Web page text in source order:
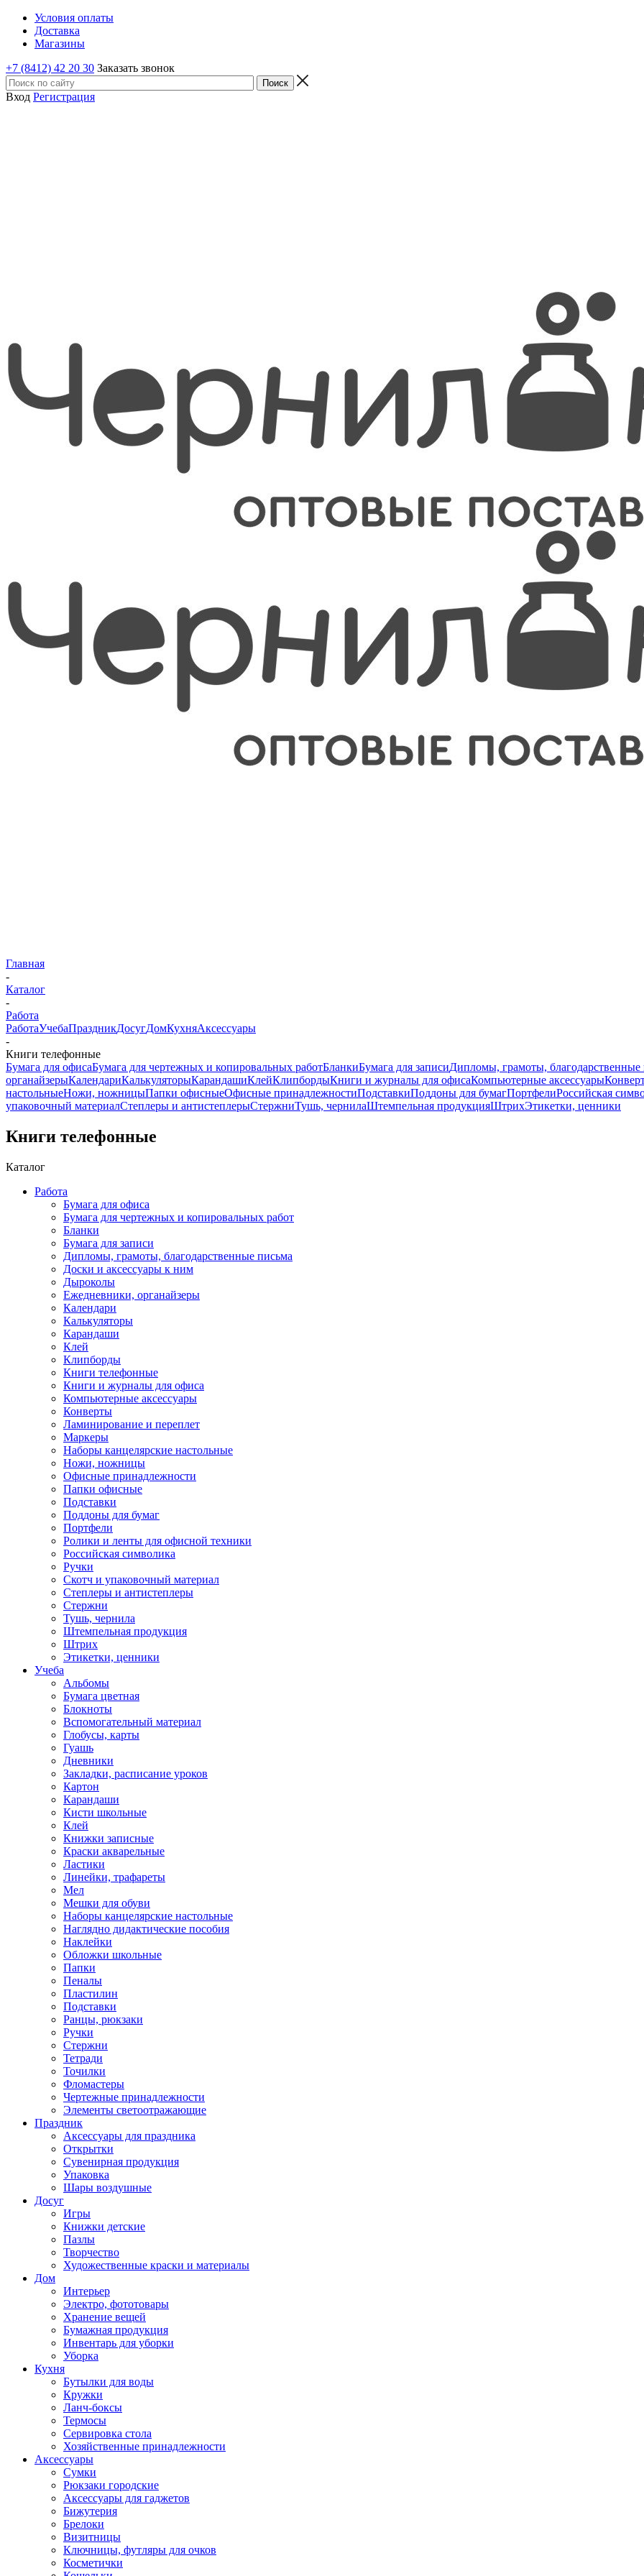
Условия оплаты
Доставка
Магазины
+7 (8412) 42 20 30 Заказать звонок
Вход Регистрация
Главная
-
Каталог
-
Работа
РаботаУчебаПраздникДосугДомКухняАксессуары
-
Книги телефонные
Бумага для офисаБумага для чертежных и копировальных работБланкиБумага для записиДипломы, грамоты, благодарственные
органайзерыКалендариКалькуляторыКарандашиКлейКлипбордыКниги и журналы для офисаКомпьютерные аксессуары
настольныеНожи, ножницыПапки офисныеОфисные принадлежностиПодставкиПоддоны для бумагПортфелиРоссийская
упаковочный материалСтеплеры и антистеплерыСтержниТушь, чернилаШтемпельная продукцияШтрихЭтикетки, ценники
Книги телефонные
Каталог
Работа
Бумага для офиса
Бумага для чертежных и копировальных работ
Бланки
Бумага для записи
Дипломы, грамоты, благодарственные письма
Доски и аксессуары к ним
Дыроколы
Ежедневники, органайзеры
Календари
Калькуляторы
Карандаши
Клей
Клипборды
Книги телефонные
Книги и журналы для офиса
Компьютерные аксессуары
Конверты
Ламинирование и переплет
Маркеры
Наборы канцелярские настольные
Ножи, ножницы
Офисные принадлежности
Папки офисные
Подставки
Поддоны для бумаг
Портфели
Ролики и ленты для офисной техники
Российская символика
Ручки
Скотч и упаковочный материал
Степлеры и антистеплеры
Стержни
Тушь, чернила
Штемпельная продукция
Штрих
Этикетки, ценники
Учеба
Альбомы
Бумага цветная
Блокноты
Вспомогательный материал
Глобусы, карты
Гуашь
Дневники
Закладки, расписание уроков
Картон
Карандаши
Кисти школьные
Клей
Книжки записные
Краски акварельные
Ластики
Линейки, трафареты
Мел
Мешки для обуви
Наборы канцелярские настольные
Наглядно дидактические пособия
Наклейки
Обложки школьные
Папки
Пеналы
Пластилин
Подставки
Ранцы, рюкзаки
Ручки
Стержни
Тетради
Точилки
Фломастеры
Чертежные принадлежности
Элементы светоотражающие
Праздник
Аксессуары для праздника
Открытки
Сувенирная продукция
Упаковка
Шары воздушные
Досуг
Игры
Книжки детские
Пазлы
Творчество
Художественные краски и материалы
Дом
Интерьер
Электро, фототовары
Хранение вещей
Бумажная продукция
Инвентарь для уборки
Уборка
Кухня
Бутылки для воды
Кружки
Ланч-боксы
Термосы
Сервировка стола
Хозяйственные принадлежности
Аксессуары
Сумки
Рюкзаки городские
Аксессуары для гаджетов
Бижутерия
Брелоки
Визитницы
Ключницы, футляры для очков
Косметички